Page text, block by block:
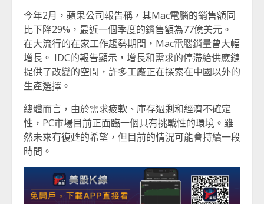
今年2月，蘋果公司報告稱，其Mac電腦的銷售額同
比下降29%，最近一個季度的銷售額為77億美元。
在大流行的在家工作趨勢期間，Mac電腦銷量曾大幅
增長。 IDC的報告顯示，增長和需求的停滯給供應鏈
提供了改變的空間，許多工廠正在探索在中國以外的
生產選擇。
總體而言，由於需求疲軟、庫存過剩和經濟不確定
性，PC市場目前正面臨一個具有挑戰性的環境。雖
然未來有復甦的希望，但目前的情況可能會持續一段
時間。